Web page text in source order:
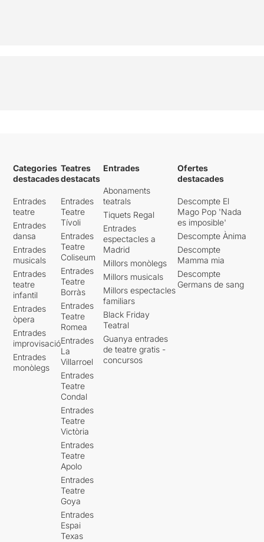
Categories
destacades
Entrades
teatre
Entrades
dansa
Entrades
musicals
Entrades
teatre
infantil
Entrades
òpera
Entrades
improvisació
Entrades
monòlegs
Teatres
destacats
Entrades
Teatre
Tívoli
Entrades
Teatre
Coliseum
Entrades
Teatre
Borràs
Entrades
Teatre
Romea
Entrades
La
Villarroel
Entrades
Teatre
Condal
Entrades
Teatre
Victòria
Entrades
Teatre
Apolo
Entrades
Teatre
Goya
Entrades
Espai
Texas
Entrades
Abonaments
teatrals
Tiquets Regal
Entrades
espectacles a
Madrid
Millors monòlegs
Millors musicals
Millors espectacles
familiars
Black Friday
Teatral
Guanya entrades
de teatre gratis -
concursos
Ofertes
destacades
Descompte El
Mago Pop 'Nada
es imposible'
Descompte Ànima
Descompte
Mamma mia
Descompte
Germans de sang